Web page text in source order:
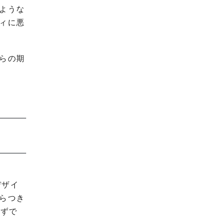
うな
に悪
の期
イ
つき
で